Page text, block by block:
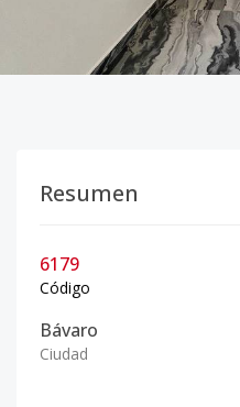
Resumen
6179
Código
Bávaro
Ciudad